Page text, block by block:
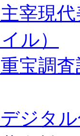
宰現
ル）
宝調
ジタ